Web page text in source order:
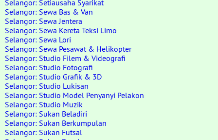
Selangor: Setiausaha Syarikat
Selangor: Sewa Bas & Van
Selangor: Sewa Jentera
Selangor: Sewa Kereta Teksi Limo
Selangor: Sewa Lori
Selangor: Sewa Pesawat & Helikopter
Selangor: Studio Filem & Videografi
Selangor: Studio Fotografi
Selangor: Studio Grafik & 3D
Selangor: Studio Lukisan
Selangor: Studio Model Penyanyi Pelakon
Selangor: Studio Muzik
Selangor: Sukan Beladiri
Selangor: Sukan Berkumpulan
Selangor: Sukan Futsal